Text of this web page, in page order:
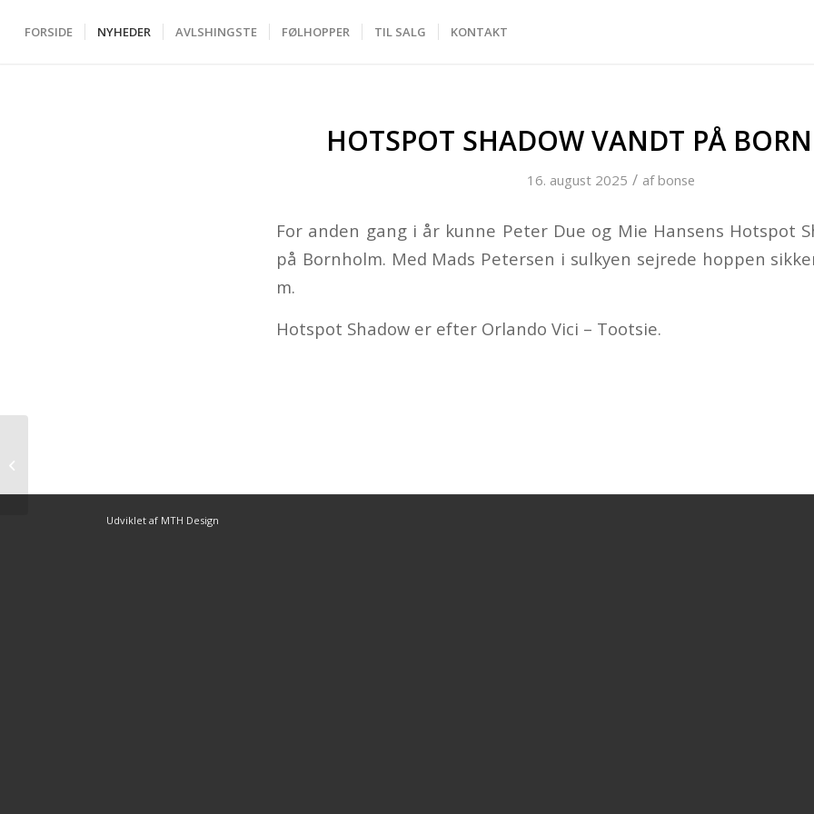
FORSIDE NYHEDER AVLSHINGSTE FØLHOPPER TIL SALG KONTAKT
HOTSPOT SHADOW VANDT PÅ
16. august 2025 / afbonse
For anden gang i år kunne Peter Due og Mie Hansens Hotspot
på Bornholm. Med Mads Petersen i sulkyen sejrede hoppen
m.
Hotspot Shadow er efter Orlando Vici – Tootsie.
Udviklet af MTH Design